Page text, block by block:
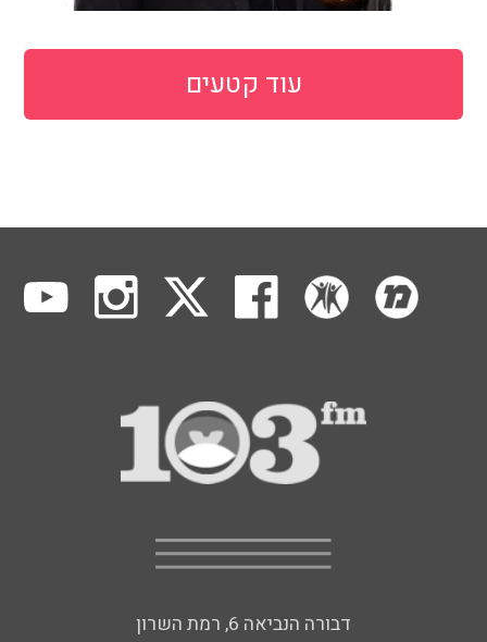
עוד קטעים
דבורה הנביאה 6, רמת השרון